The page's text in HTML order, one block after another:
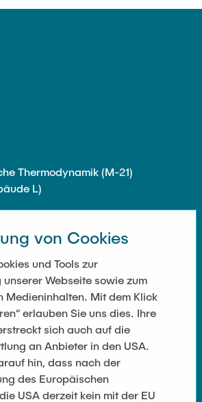
Thermodynamik (M-21)
L)
3244 (Sekretariat)
4545
LINKS
von Cookies
und Tools zur
unserer Webseite sowie zum
Medieninhalten. Mit dem Klick
erlauben Sie uns dies. Ihre
sich auch auf die
an Anbieter in den USA.
hin, dass nach der
des Europäischen
USA derzeit kein mit der EU